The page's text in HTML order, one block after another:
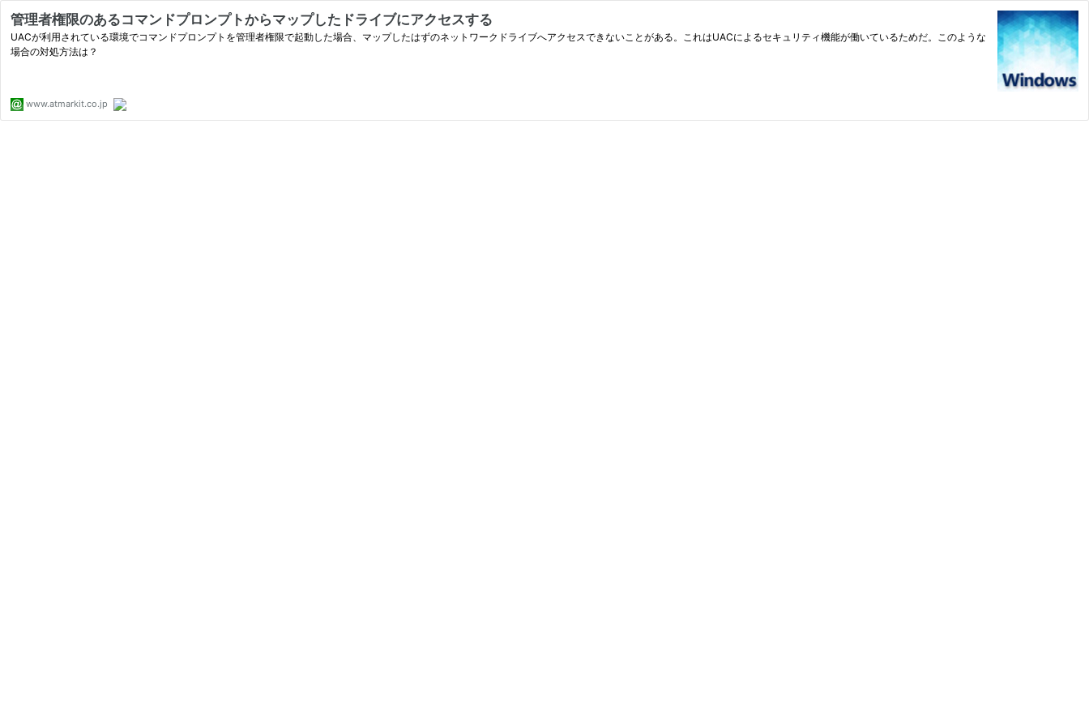
管理者権限のあるコマンドプロンプトからマップしたドライブにアクセスする
UACが利用されている環境でコマンドプロンプトを管理者権限で起動した場合、マップしたはずのネットワークドライブへアクセスできないことがある。これはUACによるセキュリティ機能が働いているためだ。このような
場合の対処方法は？
www.atmarkit.co.jp